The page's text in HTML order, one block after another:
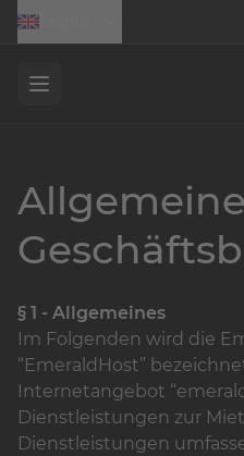
Open menu
Allgemeine
§ 1 - Allgemeines
Im Folgenden wird die
“EmeraldHost”
Internetangebot
Dienstleistungen zur
Dienstleistungen